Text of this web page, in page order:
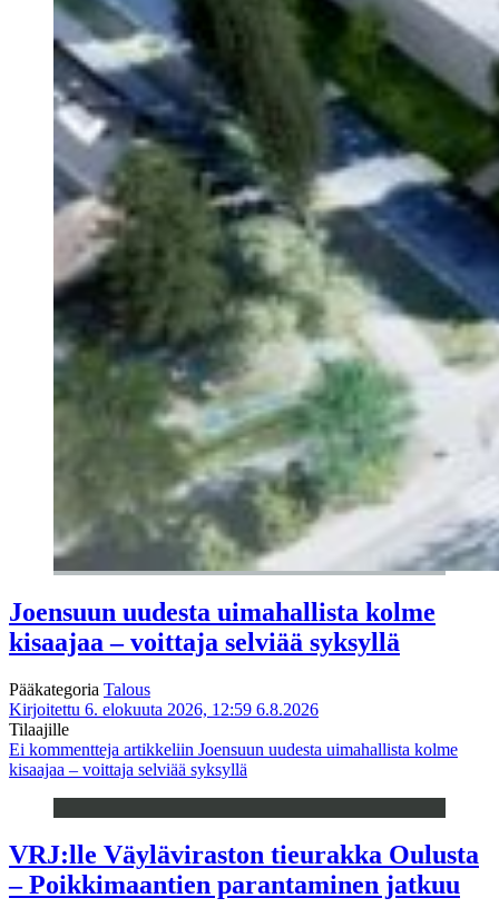
Joensuun uudesta uimahallista kolme
kisaajaa – voittaja selviää syksyllä
Pääkategoria Talous
Kirjoitettu 6. elokuuta 2026, 12:59 6.8.2026
Tilaajille
Ei kommentteja artikkeliin Joensuun uudesta uimahallista kolme
kisaajaa – voittaja selviää syksyllä
VRJ:lle Väyläviraston tieurakka Oulusta
– Poikkimaantien parantaminen jatkuu